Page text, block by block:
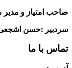
صاحب امتیاز و
سردبیر :حسن
تماس با ما